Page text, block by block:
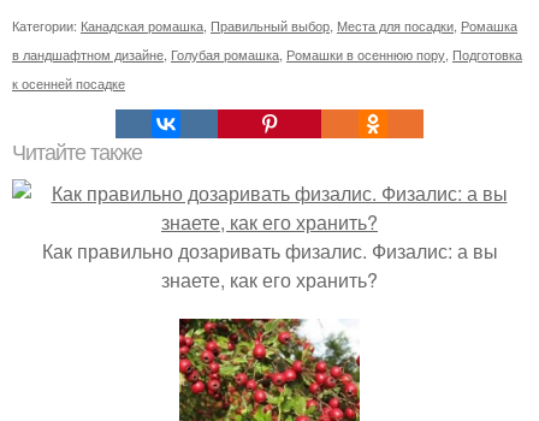
Категории: Канадская ромашка Правильный выбор Места для посадки Ромашка
в ландшафтном дизайне Голубая ромашка Ромашки в осеннюю пору Подготовка
к осенней посадке
Читайте также
Как правильно дозаривать физалис. Физалис: а вы
знаете, как его хранить?